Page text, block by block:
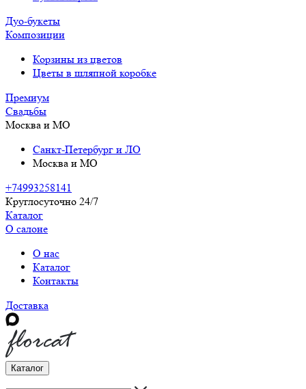
Дуо-букеты
Композиции
Корзины из цветов
Цветы в шляпной коробке
Премиум
Свадьбы
Москва и МО
Санкт-Петербург и ЛО
Москва и МО
+74993258141
Круглосуточно 24/7
Каталог
О салоне
О нас
Каталог
Контакты
Доставка
Каталог